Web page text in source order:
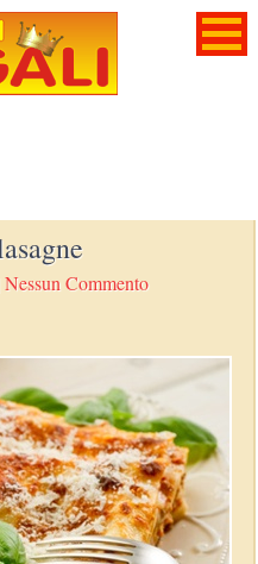
Nessun Commento